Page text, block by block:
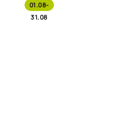
01.08-
31.08